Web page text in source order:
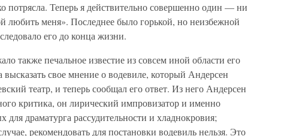
потрясла. Теперь я действительно совершенно один — ни
любить меня». Последнее было горькой, но неизбежной
его до конца жизни.
также печальное известие из совсем иной области его
свое мнение о водевиле, который Андерсен
театр, и теперь сообщал его ответ. Из него Андерсен
критика, он лирический импровизатор и именно
для драматурга рассудительности и хладнокровия;
рекомендовать для постановки водевиль нельзя. Это